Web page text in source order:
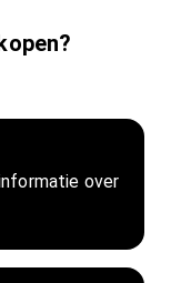
over